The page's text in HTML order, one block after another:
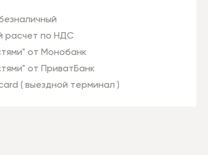
расчет по НДС
от Монобанк
от ПриватБанк
( выездной терминал )